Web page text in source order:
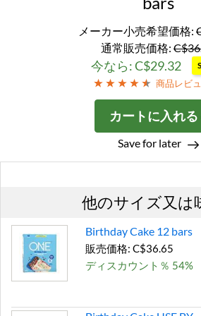
メーカー小売希望価格:
通常販売価格:
今なら: C$29.32
商品レビ
カートに入れる
Save for later
他のサイズ又は
Birthday Cake 12 bars
販売価格: C$36.65
ディスカウント％ 54%